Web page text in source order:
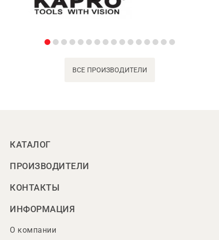
ВСЕ ПРОИЗВОДИТЕЛИ
КАТАЛОГ
ПРОИЗВОДИТЕЛИ
КОНТАКТЫ
ИНФОРМАЦИЯ
О компании